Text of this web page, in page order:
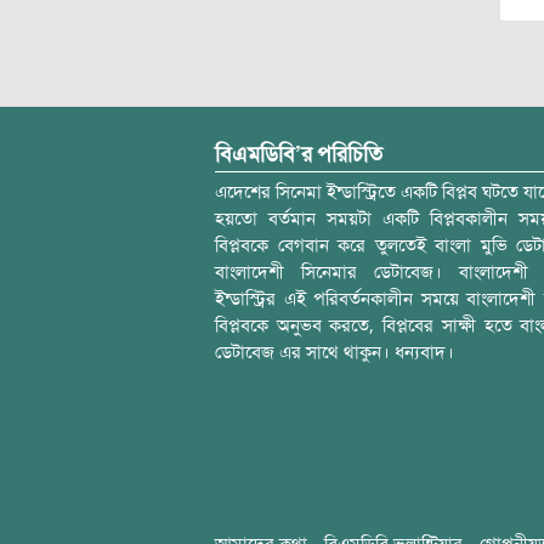
বিএমডিবি’র পরিচিতি
এদেশের সিনেমা ইন্ডাস্ট্রিতে একটি বিপ্লব ঘটতে
হয়তো বর্তমান সময়টা একটি বিপ্লবকালীন
বিপ্লবকে বেগবান করে তুলতেই বাংলা মুভি
বাংলাদেশী সিনেমার ডেটাবেজ। বাংলাদেশী
ইন্ডাস্ট্রির এই পরিবর্তনকালীন সময়ে বাংলাদেশী
বিপ্লবকে অনুভব করতে, বিপ্লবের সাক্ষী হতে
ডেটাবেজ এর সাথে থাকুন। ধন্যবাদ।